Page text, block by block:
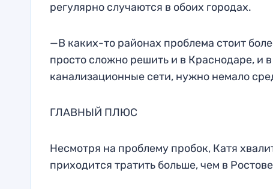
регулярно случаются в обоих городах.
—В каких-то районах проблема стоит
просто сложно решить и в Краснодаре, и
канализационные сети, нужно немало
ГЛАВНЫЙ ПЛЮС
Несмотря на проблему пробок, Катя
приходится тратить больше, чем в